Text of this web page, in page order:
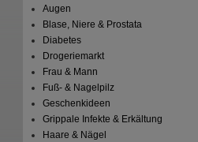
Augen
Blase, Niere & Prostata
Diabetes
Drogeriemarkt
Frau & Mann
Fuß- & Nagelpilz
Geschenkideen
Grippale Infekte & Erkältung
Haare & Nägel